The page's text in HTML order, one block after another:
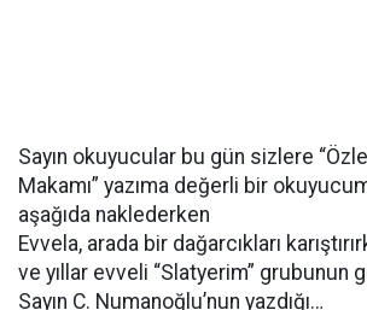
Sayın okuyucular bu gün sizlere
Makamı” yazıma değerli bir
aşağıda naklederken
Evvela, arada bir dağarcıkları
ve yıllar evveli “Slatyerim” grubunun
Sayın C. Numanoğlu’nun yazdığı…